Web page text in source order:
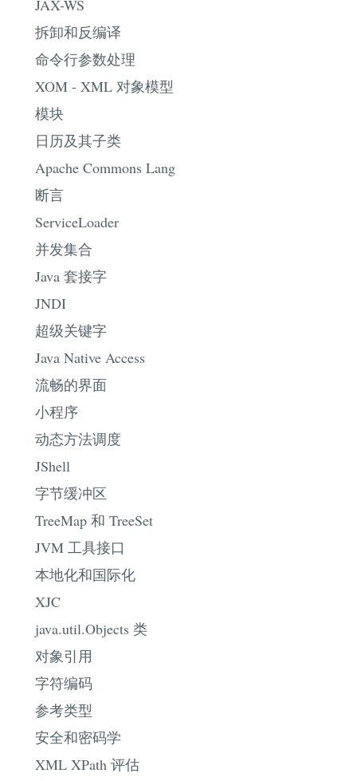
JAX-WS
拆卸和反编译
命令行参数处理
XOM - XML 对象模型
模块
日历及其子类
Apache Commons Lang
断言
ServiceLoader
并发集合
Java 套接字
JNDI
超级关键字
Java Native Access
流畅的界面
小程序
动态方法调度
JShell
字节缓冲区
TreeMap 和 TreeSet
JVM 工具接口
本地化和国际化
XJC
java.util.Objects 类
对象引用
字符编码
参考类型
安全和密码学
XML XPath 评估